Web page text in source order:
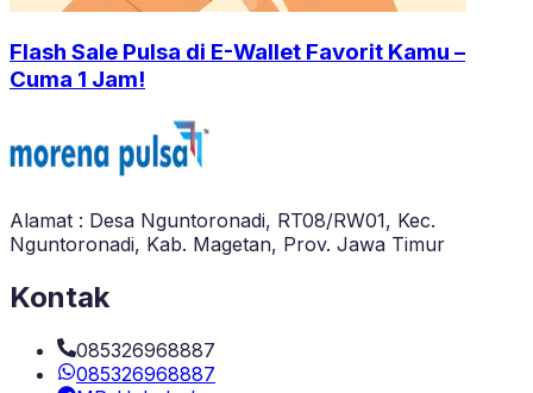
Flash Sale Pulsa di E-Wallet Favorit Kamu –
Cuma 1 Jam!
Alamat : Desa Nguntoronadi, RT08/RW01, Kec.
Nguntoronadi, Kab. Magetan, Prov. Jawa Timur
Kontak
085326968887
085326968887